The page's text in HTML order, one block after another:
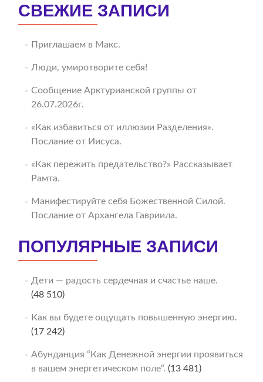
СВЕЖИЕ ЗАПИСИ
Приглашаем в Макс.
Люди, умиротворите себя!
Сообщение Арктурианской группы от
26.07.2026г.
«Как избавиться от иллюзии Разделения».
Послание от Иисуса.
«Как пережить предательство?» Рассказывает
Рамта.
Манифестируйте себя Божественной Силой.
Послание от Архангела Гавриила.
ПОПУЛЯРНЫЕ ЗАПИСИ
Дети — радость сердечная и счастье наше.
(48 510)
Как вы будете ощущать повышенную энергию.
(17 242)
Абунданция “Как Денежной энергии проявиться
в вашем энергетическом поле“. (13 481)